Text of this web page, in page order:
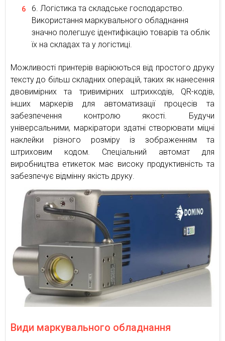
Логістика та складське господарство.
Використання маркувального обладнання
значно полегшує ідентифікацію товарів та облік
їх на складах та у логістиці.
Можливості принтерів варіюються від простого друку
тексту до більш складних операцій, таких як нанесення
двовимірних та тривимірних штрихкодів, QR-кодів,
інших маркерів для автоматизації процесів та
забезпечення контролю якості. Будучи
універсальними, маркіратори здатні створювати міцні
наклейки різного розміру із зображенням та
штриховим кодом. Спеціальний автомат для
виробництва етикеток має високу продуктивність та
забезпечує відмінну якість друку.
Види маркувального обладнання